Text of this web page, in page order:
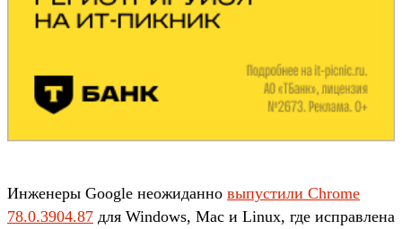
Инженеры Google неожиданно выпустили Chrome
78.0.3904.87 для Windows, Mac и Linux, где исправлена